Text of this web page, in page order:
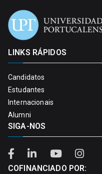
LINKS RÁPIDOS
Candidatos
Estudantes
Internacionais
Alumni
SIGA-NOS
COFINANCIADO POR: